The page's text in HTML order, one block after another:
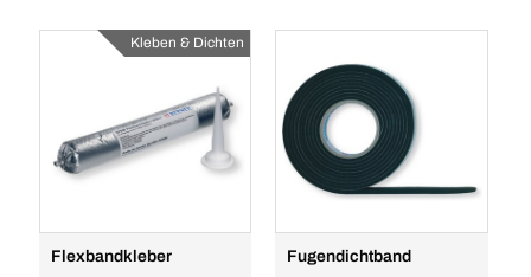
Kleben & Dichten
Flexbandkleber
Fugendichtband